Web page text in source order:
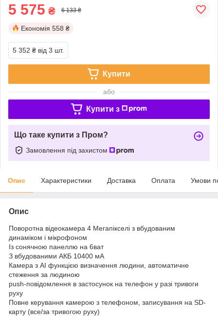
5 575 ₴ 6 133 ₴
Економія 558 ₴
5 352 ₴ від 3 шт.
Купити
або
Купити з
Що таке купити з Пром?
Замовлення під захистом
Опис Характеристики Доставка Оплата Умови
Опис
Поворотна відеокамера 4 Мегапікселі з вбудованим
динаміком і мікрофоном
Із сонячною панеллю на 6ват
З вбудованими АКБ 10400 мА
Камера з AI функцією визначення людини, автоматичне
стеження за людиною
push-повідомлення в застосунок на телефон у разі тривоги
руху
Повне керування камерою з телефоном, записування на SD-
карту (все/за тривогою руху)